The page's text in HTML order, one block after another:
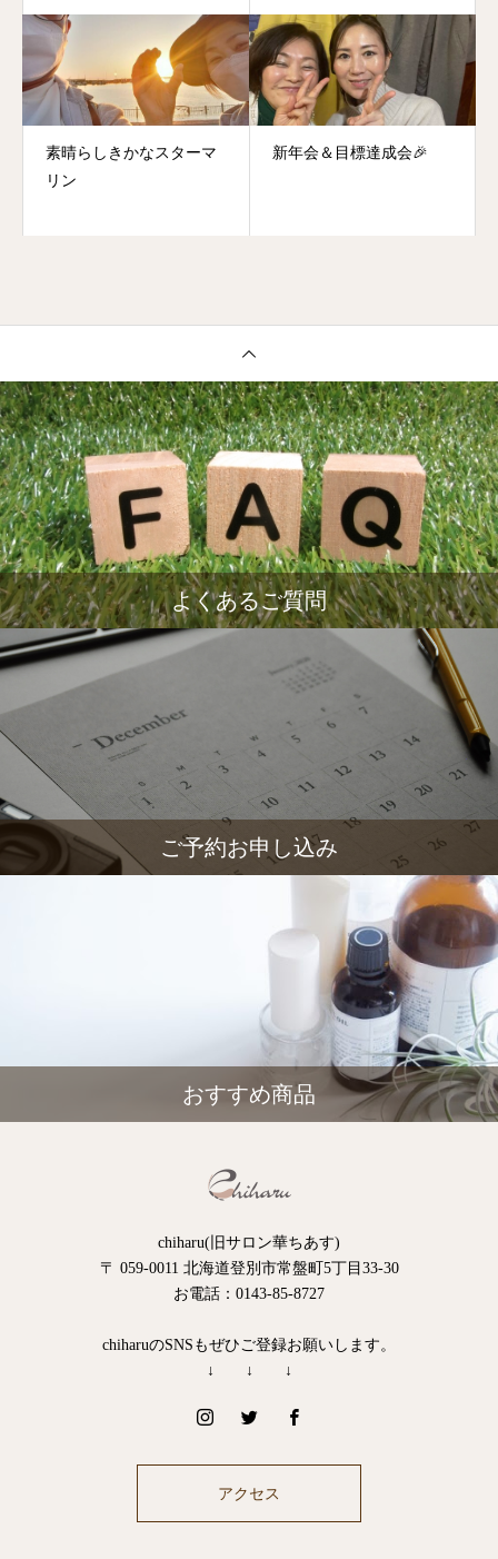
素晴らしきかなスターマ
リン
新年会＆目標達成会🎉
よくあるご質問
ご予約お申し込み
おすすめ商品
chiharu(旧サロン華ちあす)
〒 059-0011 北海道登別市常盤町5丁目33-30
お電話：0143-85-8727
chiharuのSNSもぜひご登録お願いします。
↓ ↓ ↓
アクセス